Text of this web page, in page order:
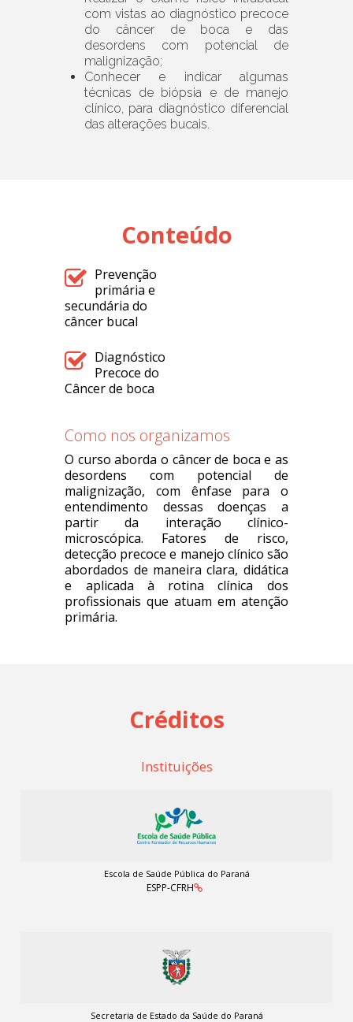
com vistas ao diagnóstico precoce
do câncer de boca e das
desordens com potencial de
malignização;
Conhecer e indicar algumas
técnicas de biópsia e de manejo
clínico, para diagnóstico diferencial
das alterações bucais.
Conteúdo
Prevenção
primária e
secundária do
câncer bucal
Diagnóstico
Precoce do
Câncer de boca
Como nos organizamos
O curso aborda o câncer de boca e as
desordens com potencial de
malignização, com ênfase para o
entendimento dessas doenças a
partir da interação clínico-
microscópica. Fatores de risco,
detecção precoce e manejo clínico são
abordados de maneira clara, didática
e aplicada à rotina clínica dos
profissionais que atuam em atenção
primária.
Créditos
Instituições
Escola de Saúde Pública do Paraná
ESPP-CFRH
Secretaria de Estado da Saúde do Paraná